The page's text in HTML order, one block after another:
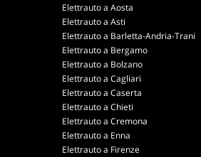
Elettrauto a Aosta
Elettrauto a Asti
Elettrauto a Barletta-Andria-Trani
Elettrauto a Bergamo
Elettrauto a Bolzano
Elettrauto a Cagliari
Elettrauto a Caserta
Elettrauto a Chieti
Elettrauto a Cremona
Elettrauto a Enna
Elettrauto a Firenze